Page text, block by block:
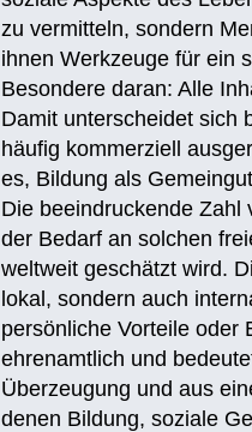
zu vermitteln, sondern
ihnen Werkzeuge für ein
Besondere daran: Alle
Damit unterscheidet sich
häufig kommerziell
es, Bildung als
Die beeindruckende Zahl
der Bedarf an solchen
weltweit geschätzt wird.
lokal, sondern auch
persönliche Vorteile oder
ehrenamtlich und
Überzeugung und aus
denen Bildung, soziale